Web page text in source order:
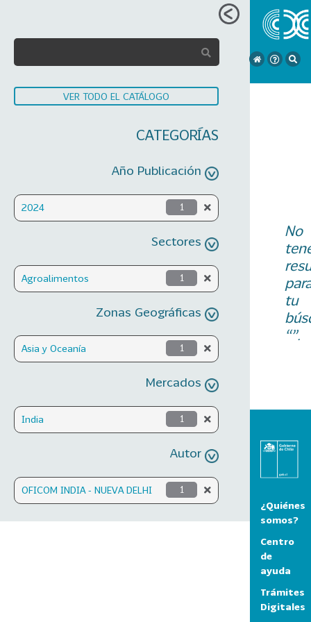
VER TODO EL CATÁLOGO
CATEGORÍAS
Año Publicación
2024 1
Sectores
Agroalimentos 1
Zonas Geográficas
Asia y Oceanía 1
Mercados
India 1
Autor
OFICOM INDIA - NUEVA DELHI 1
No
tu
“”.
¿Quiénes
somos?
Centro
de
ayuda
Trámites
Digitales